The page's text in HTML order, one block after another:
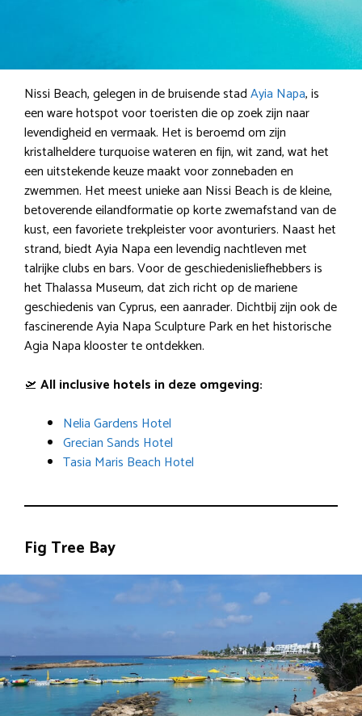
Nissi Beach, gelegen in de bruisende stadAyia Napa, is
een ware hotspot voor toeristen die op zoek zijn naar
levendigheid en vermaak. Het is beroemd om zijn
kristalheldere turquoise wateren en fijn, wit zand, wat het
een uitstekende keuze maakt voor zonnebaden en
zwemmen. Het meest unieke aan Nissi Beach is de kleine,
betoverende eilandformatie op korte zwemafstand van de
kust, een favoriete trekpleister voor avonturiers. Naast het
strand, biedt Ayia Napa een levendig nachtleven met
talrijke clubs en bars. Voor de geschiedenisliefhebbers is
het Thalassa Museum, dat zich richt op de mariene
geschiedenis van Cyprus, een aanrader. Dichtbij zijn ook de
fascinerende Ayia Napa Sculpture Park en het historische
Agia Napa klooster te ontdekken.
🛫 All inclusive hotels in deze omgeving:
Nelia Gardens Hotel
Grecian Sands Hotel
Tasia Maris Beach Hotel
Fig Tree Bay